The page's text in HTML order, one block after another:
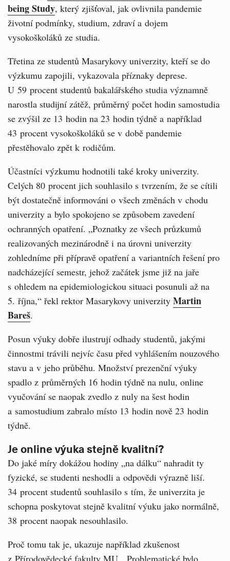
being Study, který zjišťoval, jak ovlivnila pandemie
životní podmínky, studium, zdraví a dojem
vysokoškoláků ze studia.
Třetina ze studentů Masarykovy univerzity, kteří se do
výzkumu zapojili, vykazovala příznaky deprese.
U 59 procent studentů bakalářského studia významně
narostla studijní zátěž, průměrný počet hodin samostudia
se zvýšil ze 13 hodin na 23 hodin týdně a například
43 procent vysokoškoláků se v době pandemie
přestěhovalo zpět k rodičům.
Účastníci výzkumu hodnotili také kroky univerzity.
Celých 80 procent jich souhlasilo s tvrzením, že se cítili
být dostatečně informováni o všech změnách v chodu
univerzity a bylo spokojeno se způsobem zavedení
ochranných opatření. „Poznatky ze všech průzkumů
realizovaných mezinárodně i na úrovni univerzity
zohledníme při přípravě opatření a variantních řešení pro
nadcházející semestr, jehož začátek jsme již na jaře
s ohledem na epidemiologickou situaci posunuli až na
5. října,“ řekl rektor Masarykovy univerzity Martin
Bareš.
Posun výuky dobře ilustrují odhady studentů, jakými
činnostmi trávili nejvíc času před vyhlášením nouzového
stavu a v jeho průběhu. Množství prezenční výuky
spadlo z průměrných 16 hodin týdně na nulu, online
vyučování se naopak zvedlo z nuly na šest hodin
a samostudium zabralo místo 13 hodin nově 23 hodin
týdně.
Je online výuka stejně kvalitní?
Do jaké míry dokážou hodiny „na dálku“ nahradit ty
fyzické, se studenti neshodli a odpovědi výrazně liší.
34 procent studentů souhlasilo s tím, že univerzita je
schopna poskytovat stejně kvalitní výuku jako normálně,
38 procent naopak nesouhlasilo.
Proč tomu tak je, ukazuje například zkušenost
z Přírodovědecké fakulty MU. „Problematické bylo